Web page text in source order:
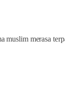
muslim merasa